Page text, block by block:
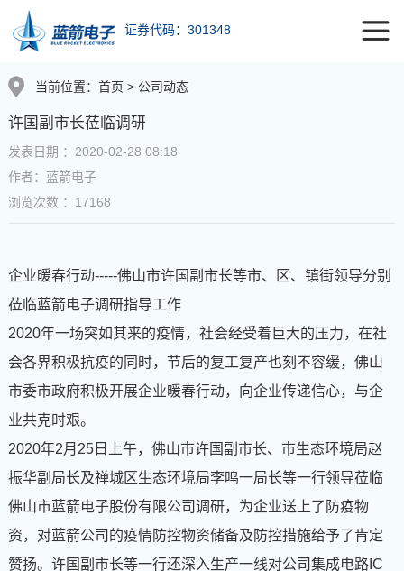
证券代码：301348
当前位置： 首页 > 公司动态
许国副市长莅临调研
发表日期 ：2020-02-28 08:18
作者：蓝箭电子
浏览次数 ：17168
企业暖春行动-----佛山市许国副市长等市、区、镇街领导分别
莅临蓝箭电子调研指导工作
2020年一场突如其来的疫情，社会经受着巨大的压力，在社
会各界积极抗疫的同时，节后的复工复产也刻不容缓，佛山
市委市政府积极开展企业暖春行动，向企业传递信心，与企
业共克时艰。
2020年2月 25日上午，佛山市许国副市长、市生态环境局赵
振华副局长及禅城区生态环境局李鸣一局长等一行领导莅临
佛山市蓝箭电子股份有限公司调研，为企业送上了防疫物
资，对蓝箭公司的疫情防控物资储备及防控措施给予了肯定
赞扬。许国副市长等一行还深入生产一线对公司集成电路IC